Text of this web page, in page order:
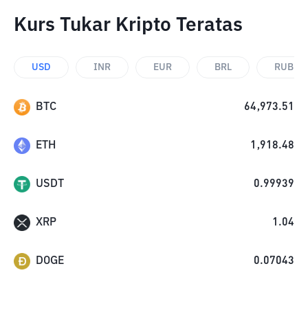
Kurs Tukar Kripto Teratas
USD INR EUR BRL RUB
BTC 64,973.51
ETH 1,918.48
USDT 0.99939
XRP 1.04
DOGE 0.07043